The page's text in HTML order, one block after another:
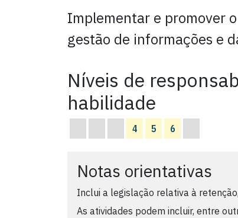
Implementar e promover
gestão de informações e
Níveis de
habilidade
4 5 6
Notas orientativas
Inclui a legislação relativa à
As atividades podem incluir, entre